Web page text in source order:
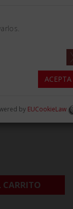
ACEPTA
by EUCookieLaw